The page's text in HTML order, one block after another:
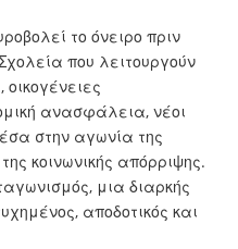
το όνειρο πριν
που λειτουργούν
ανασφάλεια, νέοι
στην αγωνία της
κοινωνικής απόρριψης.
μια διαρκής
αποδοτικός και